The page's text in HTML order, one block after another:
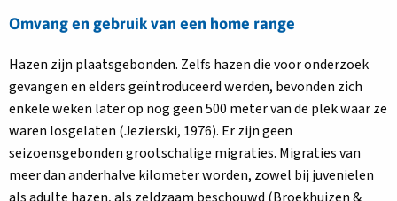
Omvang en gebruik van een home range
Hazen zijn plaatsgebonden. Zelfs hazen die voor onderzoek
gevangen en elders geïntroduceerd werden, bevonden zich
enkele weken later op nog geen 500 meter van de plek waar ze
waren losgelaten (Jezierski, 1976). Er zijn geen
seizoensgebonden grootschalige migraties. Migraties van
meer dan anderhalve kilometer worden, zowel bij juvenielen